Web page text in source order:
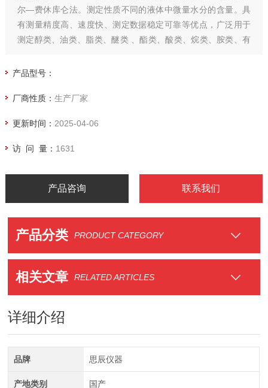
尔—费休库仑法。测定性质不同的液体中微量水分的含量。具
有测量精度高、速度快、测定数据稳定可靠等优点，广泛用于
测定醇类、油类、脂类、醚类 、酯类、酸类、烷类、胺类、有
产品型号：
厂商性质： 生产厂家
更新时间： 2025-04-06
访 问 量： 1631
产品咨询 联系我们
产品分类 PRODUCT CATEGORY
相关文章 RELATED ARTICLES
详细介绍
品牌 思辰仪器
产地类别 国产